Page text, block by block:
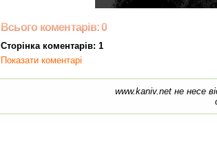
Всього коментарів: 0
Сторінка коментарів: 1
Показати коментарі
www.kaniv.net не несе